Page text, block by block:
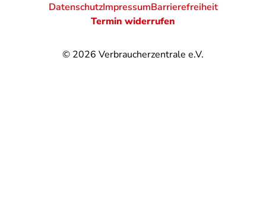
© 2026 Verbraucherzentrale e.V.
DatenschutzImpressumBarrierefreiheit
Termin widerrufen